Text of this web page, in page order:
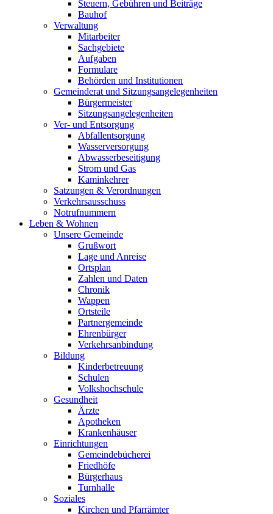
Steuern, Gebühren und Beiträge
Bauhof
Verwaltung
Mitarbeiter
Sachgebiete
Aufgaben
Formulare
Behörden und Institutionen
Gemeinderat und Sitzungsangelegenheiten
Bürgermeister
Sitzungsangelegenheiten
Ver- und Entsorgung
Abfallentsorgung
Wasserversorgung
Abwasserbeseitigung
Strom und Gas
Kaminkehrer
Satzungen & Verordnungen
Verkehrsausschuss
Notrufnummern
Leben & Wohnen
Unsere Gemeinde
Grußwort
Lage und Anreise
Ortsplan
Zahlen und Daten
Chronik
Wappen
Ortsteile
Partnergemeinde
Ehrenbürger
Verkehrsanbindung
Bildung
Kinderbetreuung
Schulen
Volkshochschule
Gesundheit
Ärzte
Apotheken
Krankenhäuser
Einrichtungen
Gemeindebücherei
Friedhöfe
Bürgerhaus
Turnhalle
Soziales
Kirchen und Pfarrämter